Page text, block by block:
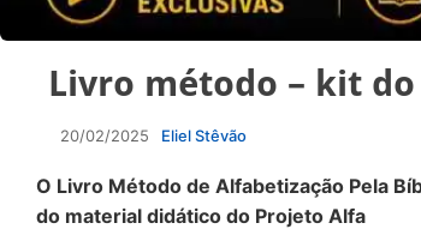
Livro método – kit
20/02/2025 Eliel Stêvão
O Livro Método de Alfabetização Pela
do material didático do Projeto Alfa